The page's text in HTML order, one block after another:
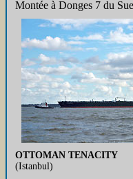
Montée à Donges 7 du
OTTOMAN TENACITY
(Istanbul)